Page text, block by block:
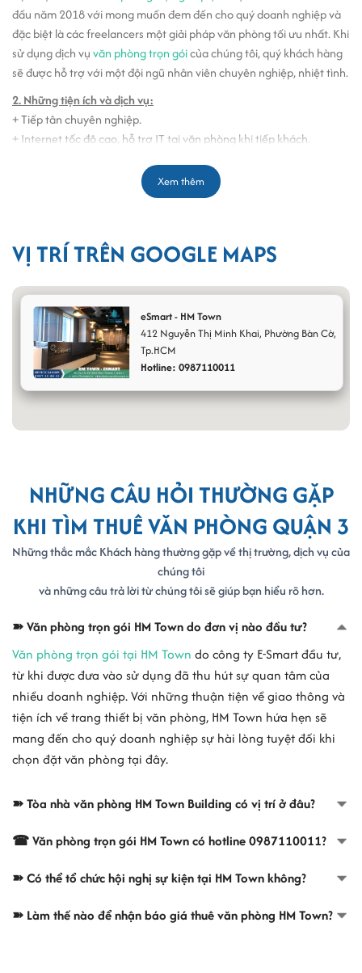
đầu năm 2018 với mong muốn đem đến cho quý doanh nghiệp và
đặc biệt là các freelancers một giải pháp văn phòng tối ưu nhất. Khi
sử dụng dịch vụvăn phòng trọn góicủa chúng tôi, quý khách hàng
sẽ được hỗ trợ với một đội ngũ nhân viên chuyên nghiệp, nhiệt tình.
2. Những tiện ích và dịch vụ:
+ Tiếp tân chuyên nghiệp.
+ Internet tốc độ cao, hỗ trợ IT tại văn phòng khi tiếp khách.
+ Niêm yết bảng tên điện tử công ty trong tòa nhà.
+ Sảnh tiếp khách chung miễn phí trà, nước.....
+ Số điện thoại bàn cố định có lễ tân trực tổng đài.
+ Chỗ ngồi làm việc riêng (giờ/tháng)
+ Miễn phí phòng họp (giờ/tháng)
+ In, photocopy, scan miễn phí (bản/tháng)
+ Sử dụng miễn phí 02 tòa nhà tại Quận 1 & 3 để tiếp khách.
+ Miễn phí tư vấn Thuế trong suốt thời gian hoạt động.
+ Miễn phí thay đổi GPKD trong suốt thời gian hoạt động.
Xem thêm
VỊ TRÍ TRÊN GOOGLE MAPS
eSmart - HM Town
412 Nguyễn Thị Minh Khai, Phường Bàn Cờ,
Tp.HCM
Hotline: 0987110011
NHỮNG CÂU HỎI THƯỜNG GẶP
KHI TÌM THUÊ VĂN PHÒNG QUẬN 3
Những thắc mắc Khách hàng thường gặp về thị trường, dịch vụ của
chúng tôi
và những câu trả lời từ chúng tôi sẽ giúp bạn hiểu rõ hơn.
➽ Văn phòng trọn gói HM Town do đơn vị nào đầu tư?
Văn phòng trọn gói tại HM Town do công ty E-Smart đầu tư,
từ khi được đưa vào sử dụng đã thu hút sự quan tâm của
nhiều doanh nghiệp. Với những thuận tiện về giao thông và
tiện ích về trang thiết bị văn phòng, HM Town hứa hẹn sẽ
mang đến cho quý doanh nghiệp sự hài lòng tuyệt đối khi
chọn đặt văn phòng tại đây.
➽ Tòa nhà văn phòng HM Town Building có vị trí ở đâu?
☎ Văn phòng trọn gói HM Town có hotline 0987110011?
➽ Có thể tổ chức hội nghị sự kiện tại HM Town không?
➽ Làm thế nào để nhận báo giá thuê văn phòng HM Town?